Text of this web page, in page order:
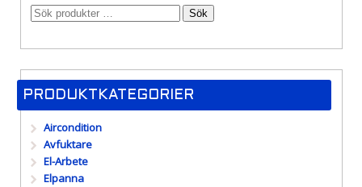
Sök
PRODUKTKATEGORIER
Aircondition
Avfuktare
El-Arbete
Elpanna